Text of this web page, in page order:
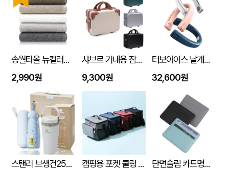
송월타올 뉴컬러무지 150g (30수/40*80cm)
2,990원
샤브르 기내용 잠금장치 있는여행용 보조 캐리어 레디백
9,300원
터보아이스 날개없는 넥쿨러 4000mAh
32,600원
스탠리 브생건250호(스탠리 아이스플로우 플립591ml+5단 6K UV암막양우산 파우치포함)
캠핑용 포켓 쿨링 300D PEVA 보냉 쿨링 방수백
단면슬림 카드명함지갑